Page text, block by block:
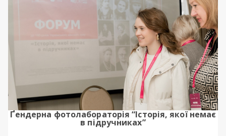
Ґендерна фотолабораторія “Історія, якої немає
в підручниках”